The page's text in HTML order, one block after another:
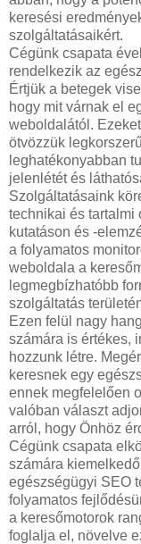
keresési
szolgáltatásaikért.
Cégünk csapata
rendelkezik az
Értjük a betegek
hogy mit várnak el
weboldalától.
ötvözzük
leghatékonyabban
jelenlétét és
Szolgáltatásaink
technikai és tartalmi
kutatáson és -
a folyamatos
weboldala a
legmegbízhatóbb
szolgáltatás
Ezen felül nagy
számára is értékes,
hozzunk létre.
keresnek egy
ennek megfelelően
valóban választ
arról, hogy Önhöz
Cégünk csapata
számára
egészségügyi SEO
folyamatos
a keresőmotorok
foglalja el, növelve